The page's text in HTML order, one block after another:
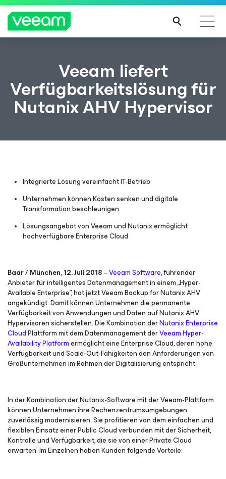
Hinweise von Veeam für Kunden, die vom Content-
Update von CrowdStrike betroffen sind
MEH
R
ERFA
Veeam liefert
Verfügbarkeitslösung für
Nutanix AHV Hypervisor
Integrierte Lösung vereinfacht IT-Betrieb
Unternehmen können Kosten senken und digitale
Transformationbeschleunigen
Lösungsangebot von Veeam und Nutanix ermöglicht
hochverfügbare Enterprise Cloud
Baar / München, 12. Juli 2018–Veeam Software, führender
Anbieter für intelligentes Datenmanagement in einem „Hyper-
Available Enterprise”, hat jetzt Veeam Backupfor Nutanix AHV
angekündigt. Damit können Unternehmen die permanente
Verfügbarkeit von Anwendungen und Daten auf Nutanix AHV
Hypervisoren sicherstellen. Die Kombination derNutanix Enterprise
CloudPlattform mit dem Datenmanagement derVeeam Hyper-
Availability Platformermöglicht eine Enterprise Cloud, deren hohe
Verfügbarkeit und Scale-Out-Fähigkeiten den Anforderungen von
Großunternehmen im Rahmen der Digitalisierung entspricht.
In der Kombination der Nutanix-Software mit der Veeam-Plattform
können Unternehmen ihre Rechenzentrumsumgebungen
zuverlässig modernisieren. Sie profitieren von dem einfachen und
flexiblen Einsatz einer Public Cloud verbunden mit der Sicherheit,
Kontrolle und Verfügbarkeit, die sie von einer Private Cloud
erwarten. Im Einzelnen haben Kunden folgende Vorteile: